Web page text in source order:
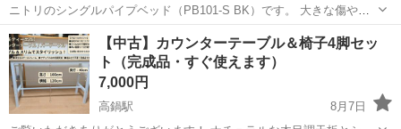
ニトリのシングルパイプベッド（PB101-S BK）です。 大きな傷やサ
ビはなく、比較的きれいな状態です。 工具を持ってきてくだされば解
体して運ぶことも可能かと思います。 ・収納ケースが入る高さ（床下
約24cm） ...
宮崎 宮崎市 宮崎駅 ベッド
【中古】カウンターテーブル＆椅子4脚セッ
ト（完成品・すぐ使えます）
7,000円
高鍋駅
8月7日